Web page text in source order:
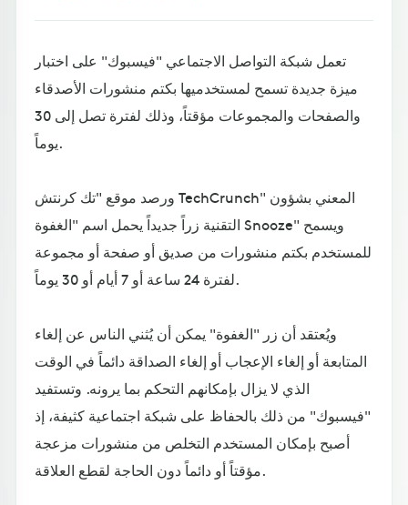
تعمل شبكة التواصل الاجتماعي "فيسبوك" على اختبار
ميزة جديدة تسمح لمستخدميها بكتم منشورات الأصدقاء
والصفحات والمجموعات مؤقتاً، وذلك لفترة تصل إلى 30
يوماً.
ورصد موقع "تك كرنتش TechCrunch" المعني بشؤون
التقنية زراً جديداً يحمل اسم "الغفوة Snooze" ويسمح
للمستخدم بكتم منشورات من صديق أو صفحة أو مجموعة
لفترة 24 ساعة أو 7 أيام أو 30 يوماً.
ويُعتقد أن زر "الغفوة" يمكن أن يُثني الناس عن إلغاء
المتابعة أو إلغاء الإعجاب أو إلغاء الصداقة دائماً في الوقت
الذي لا يزال بإمكانهم التحكم بما يرونه. وتستفيد
"فيسبوك" من ذلك بالحفاظ على شبكة اجتماعية كثيفة، إذ
أصبح بإمكان المستخدم التخلص من منشورات مزعجة
مؤقتاً أو دائماً دون الحاجة لقطع العلاقة.